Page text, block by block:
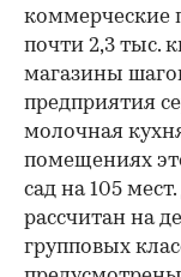
почти 2,3 тыс.
магазины
предприятия
молочная
помещениях
сад на 105
рассчитан на
групповых